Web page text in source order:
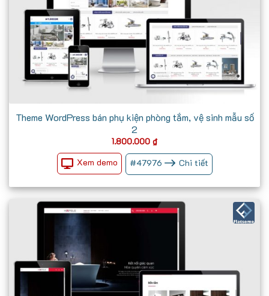
Theme WordPress bán phụ kiện phòng tắm, vệ sinh mẫu số
2
1.800.000 ₫
Xem demo #47976 Chi tiết